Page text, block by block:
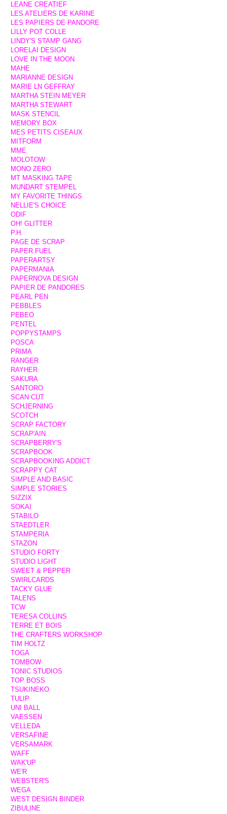
LEANE CREATIEF
LES ATELIERS DE KARINE
LES PAPIERS DE PANDORE
LILLY POT COLLE
LINDY'S STAMP GANG
LORELAI DESIGN
LOVE IN THE MOON
MAHE
MARIANNE DESIGN
MARIE LN GEFFRAY
MARTHA STEIN MEYER
MARTHA STEWART
MASK STENCIL
MEMORY BOX
MES PETITS CISEAUX
MITFORM
MME
MOLOTOW
MONO ZERO
MT MASKING TAPE
MUNDART STEMPEL
MY FAVORITE THINGS
NELLIE'S CHOICE
ODIF
OH! GLITTER
P.H.
PAGE DE SCRAP
PAPER FUEL
PAPERARTSY
PAPERMANIA
PAPERNOVA DESIGN
PAPIER DE PANDORES
PEARL PEN
PEBBLES
PEBEO
PENTEL
POPPYSTAMPS
POSCA
PRIMA
RANGER
RAYHER
SAKURA
SANTORO
SCAN CUT
SCHJERNING
SCOTCH
SCRAP FACTORY
SCRAP'AIN
SCRAPBERRY'S
SCRAPBOOK
SCRAPBOOKING ADDICT
SCRAPPY CAT
SIMPLE AND BASIC
SIMPLE STORIES
SIZZIX
SOKAI
STABILO
STAEDTLER
STAMPERIA
STAZON
STUDIO FORTY
STUDIO LIGHT
SWEET & PEPPER
SWIRLCARDS
TACKY GLUE
TALENS
TCW
TERESA COLLINS
TERRE ET BOIS
THE CRAFTERS WORKSHOP
TIM HOLTZ
TOGA
TOMBOW
TONIC STUDIOS
TOP BOSS
TSUKINEKO
TULIP
UNI BALL
VAESSEN
VELLEDA
VERSAFINE
VERSAMARK
WAFF
WAK'UP
WE'R
WEBSTER'S
WEGA
WEST DESIGN BINDER
ZIBULINE